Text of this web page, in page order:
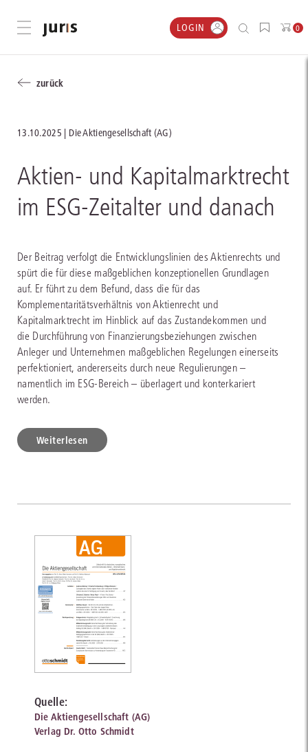
Menü öffnen LOGIN 0
zurück
13.10.2025 Die Aktiengesellschaft (AG)
Aktien- und Kapitalmarktrecht
im ESG‑Zeitalter und danach
Der Beitrag verfolgt die Entwicklungslinien des Aktienrechts und
spürt die für diese maßgeblichen konzeptionellen Grundlagen
auf. Er führt zu dem Befund, dass die für das
Komplementaritätsverhältnis von Aktienrecht und
Kapitalmarktrecht im Hinblick auf das Zustandekommen und
die Durchführung von Finanzierungsbeziehungen zwischen
Anleger und Unternehmen maßgeblichen Regelungen einerseits
perfektioniert, andererseits durch neue Regulierungen –
namentlich im ESG-Bereich – überlagert und konterkariert
werden.
Weiterlesen
Quelle:
Die Aktiengesellschaft (AG)
Verlag Dr. Otto Schmidt